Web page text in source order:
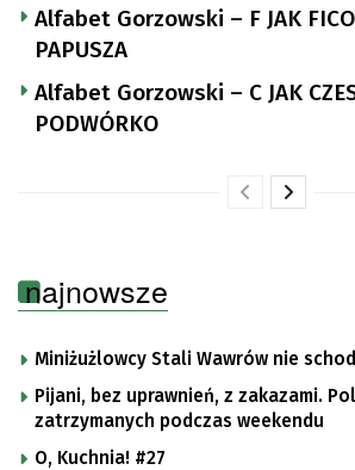
Alfabet Gorzowski – F JAK
PAPUSZA
Alfabet Gorzowski – C JAK
PODWÓRKO
najnowsze
Miniżużlowcy Stali Wawrów nie
Pijani, bez uprawnień, z zakazami.
zatrzymanych podczas weekendu
O, Kuchnia! #27